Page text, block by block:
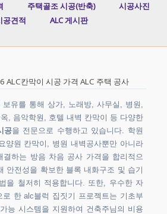
주택골조 시공(반축)
시공사진
공견적
ALC 게시판
칸막이 시공 가격 ALC 주택 공사
보유를 통해 상가, 노래방, 사무실, 병원,
, 음악학원, 호텔 내벽 칸막이 등 다양한
공을 전문으로 수행하고 있습니다. 학원
양원 칸막이, 병원 내벽공사뿐만 아니라
결하는 방음 차음 공사 가격을 합리적으
안전성을 확보한 블록 내화구조 및 습기
을 철저히 적용합니다. 또한, 우수한 자
한 alc블럭 집짓기 프로젝트는 기초부
능 시스템을 지원하여 건축주님의 비용